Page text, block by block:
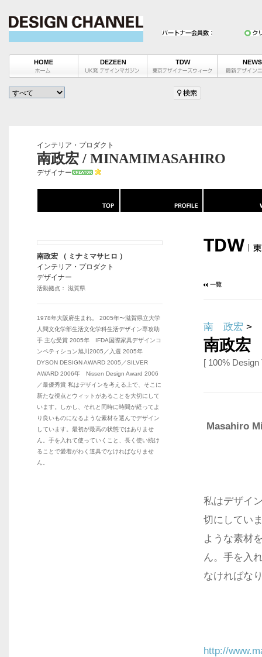
インテリア・プロダクト
南政宏 / MINAMIMASAHIRO
デザイナー
南 政宏 >
南政宏
[ 100%
Masahiro
私はデザイ
切にしてい
ような素材
ん。手を入
なければな
http://
南政宏 （ ミナミマサヒロ ）
インテリア・プロダクト
デザイナー
活動拠点： 滋賀県
1978年大阪府生まれ。 2005年〜滋賀県立大学
人間文化学部生活文化学科生活デザイン専攻助
手 主な受賞 2005年 IFDA国際家具デザインコ
ンペティション旭川2005／入選 2005年
DYSON DESIGN AWARD 2005／SILVER
AWARD 2006年 Nissen Design Award 2006
／最優秀賞 私はデザインを考える上で、そこに
新たな視点とウィットがあることを大切にして
います。しかし、それと同時に時間が経ってよ
り良いものになるような素材を選んでデザイン
しています。最初が最高の状態ではありませ
ん。手を入れて使っていくこと、長く使い続け
ることで愛着がわく道具でなければなりませ
ん。